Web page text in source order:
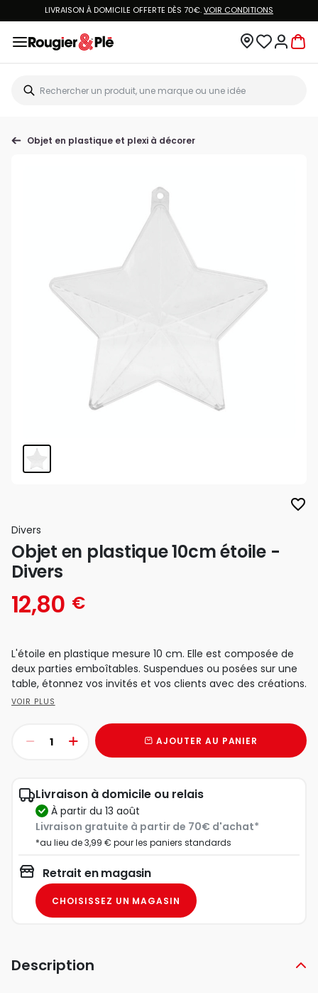
LIVRAISON À DOMICILE OFFERTE DÈS 70€.VOIR CONDITIONS
Objet en plastique et plexi à décorer
favorite_border
Divers
Objet en plastique 10cm étoile -
Divers
12,80 €
L'étoile en plastique mesure 10 cm. Elle est composée de
deux parties emboîtables. Suspendues ou posées sur une
table, étonnez vos invités et vos clients avec des créations.
VOIR PLUS
AJOUTER AU PANIER
Livraison à domicile ou relais
à partir du 13 août
Livraison gratuite à partir de 70€ d'achat*
*au lieu de 3,99 € pour les paniers standards
Retrait en magasin
CHOISISSEZ UN MAGASIN
Description